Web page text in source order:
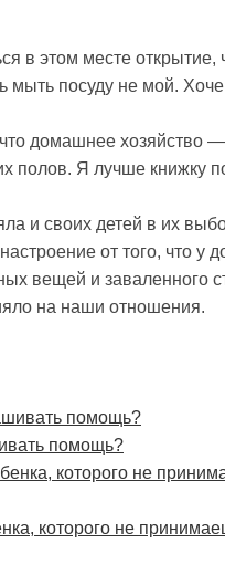
в этом месте открытие,
мыть посуду не мой.
домашнее хозяйство
полов. Я лучше книжку
и своих детей в их
от того, что у
вещей и
на наши отношения.
помощь?
которого не